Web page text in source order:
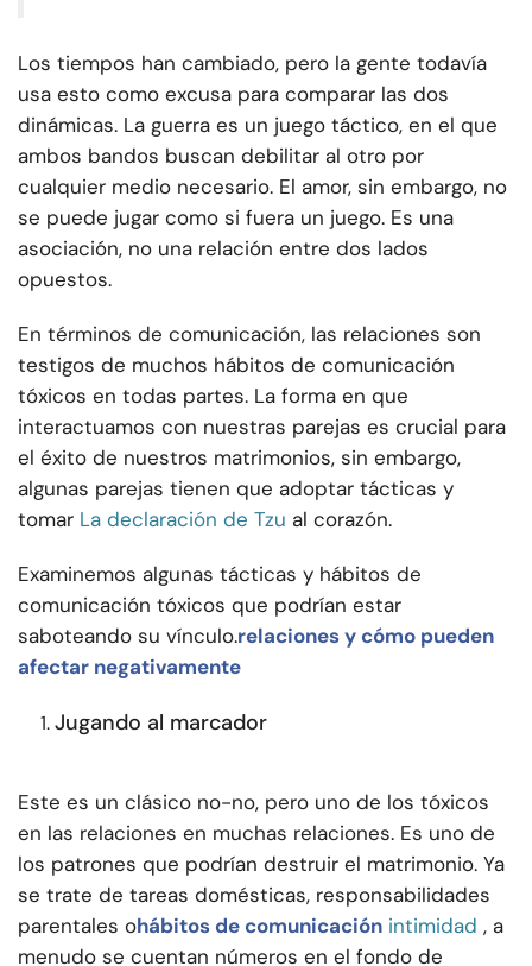
Los tiempos han cambiado, pero la gente todavía
usa esto como excusa para comparar las dos
dinámicas. La guerra es un juego táctico, en el que
ambos bandos buscan debilitar al otro por
cualquier medio necesario. El amor, sin embargo, no
se puede jugar como si fuera un juego. Es una
asociación, no una relación entre dos lados
opuestos.
En términos de comunicación, las relaciones son
testigos de muchos hábitos de comunicación
tóxicos en todas partes. La forma en que
interactuamos con nuestras parejas es crucial para
el éxito de nuestros matrimonios, sin embargo,
algunas parejas tienen que adoptar tácticas y
tomar La declaración de Tzu al corazón.
Examinemos algunas tácticas y hábitos de
comunicación tóxicos que podrían estar
saboteando su vínculo.relaciones y cómo pueden
afectar negativamente
Jugando al marcador
Este es un clásico no-no, pero uno de los tóxicos
en las relaciones en muchas relaciones. Es uno de
los patrones que podrían destruir el matrimonio. Ya
se trate de tareas domésticas, responsabilidades
parentales ohábitos de comunicación intimidad , a
menudo se cuentan números en el fondo de